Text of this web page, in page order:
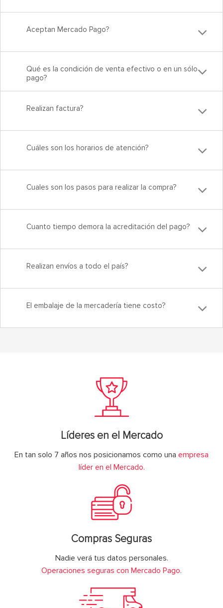
Aceptan Mercado Pago?
Qué es la condición de venta efectivo o en un sólo
pago?
Realizan factura?
Cuáles son los horarios de atención?
Cuales son los pasos para realizar la compra?
Cuanto tiempo demora la acreditación del pago?
Realizan envíos a todo el país?
El embalaje de la mercadería tiene costo?
Líderes en el Mercado
En tan solo 7 años nos posicionamos como una empresa
líder en el Mercado.
Compras Seguras
Nadie verá tus datos personales.
Operaciones seguras con Mercado Pago.